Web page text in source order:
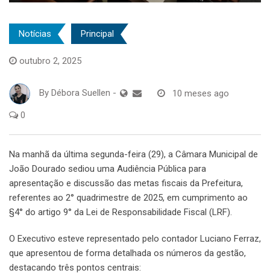
Notícias Principal
outubro 2, 2025
By Débora Suellen - 10 meses ago
0
Na manhã da última segunda-feira (29), a Câmara Municipal de
João Dourado sediou uma Audiência Pública para
apresentação e discussão das metas fiscais da Prefeitura,
referentes ao 2° quadrimestre de 2025, em cumprimento ao
§4° do artigo 9° da Lei de Responsabilidade Fiscal (LRF).
O Executivo esteve representado pelo contador Luciano Ferraz,
que apresentou de forma detalhada os números da gestão,
destacando três pontos centrais: